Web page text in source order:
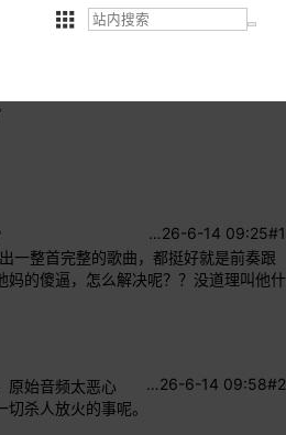
#1
26-6-14 09:25
…
一整首完整的歌曲，都挺好就是前奏跟
妈的傻逼，怎么解决呢？？没道理叫他什
#2
26-6-14 09:58
…
原始音频太恶心
杀人放火的事呢。